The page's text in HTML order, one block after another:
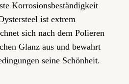
Korrosions­beständigkeit
ist extrem
sich nach dem Polieren
Glanz aus und bewahrt
seine Schönheit.